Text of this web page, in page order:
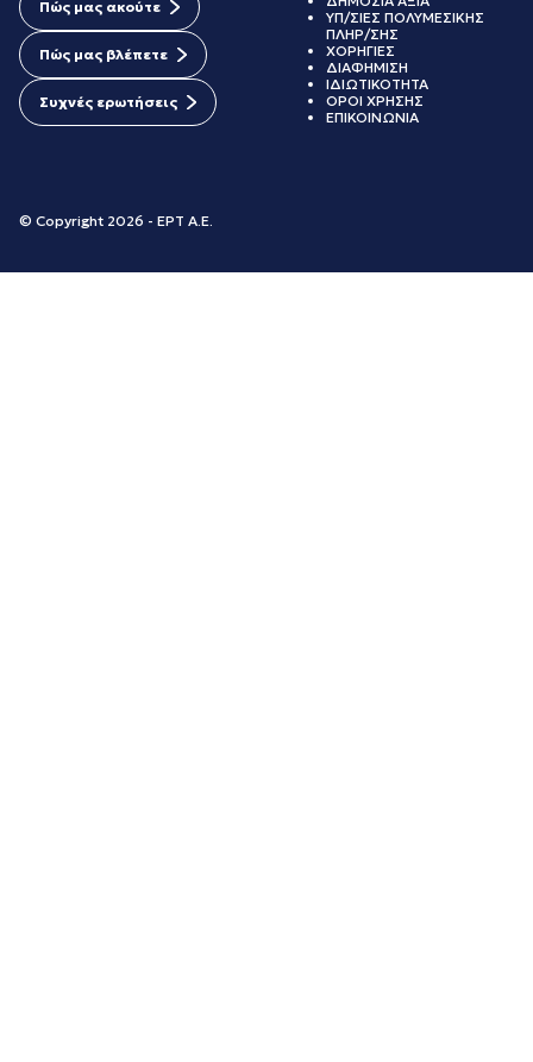
Πώς μας ακούτε
Πώς μας βλέπετε
Συχνές ερωτήσεις
© Copyright 2026 - ΕΡΤ Α.Ε.
ΥΠ/ΣΙΕΣ ΠΟΛΥΜΕΣΙΚΗΣ
ΠΛΗΡ/ΣΗΣ
ΧΟΡΗΓΙΕΣ
ΔΙΑΦΗΜΙΣΗ
ΙΔΙΩΤΙΚΟΤΗΤΑ
ΟΡΟΙ ΧΡΗΣΗΣ
ΕΠΙΚΟΙΝΩΝΙΑ